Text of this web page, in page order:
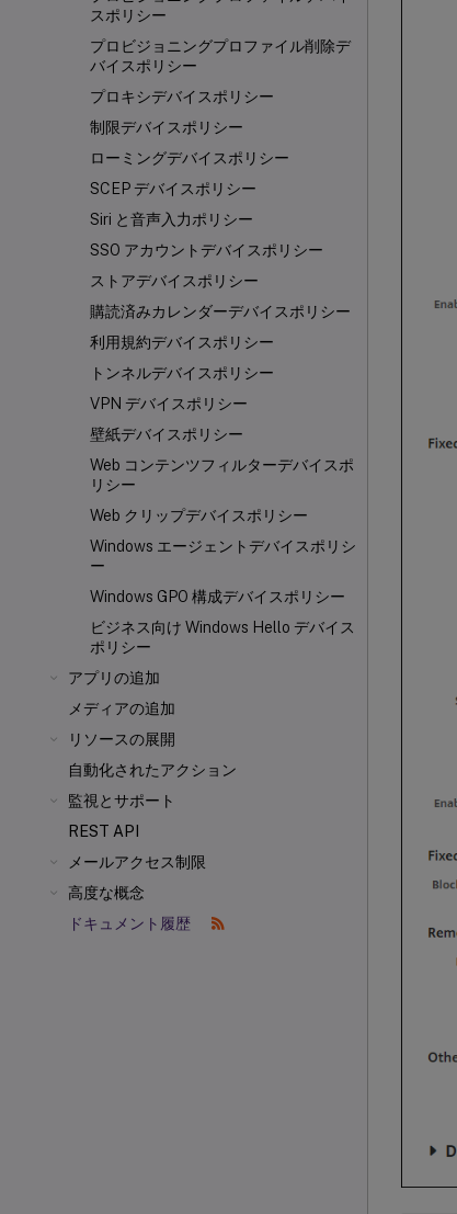
スポリシー
プロビジョニングプロファイル削除デ
バイスポリシー
プロキシデバイスポリシー
制限デバイスポリシー
ローミングデバイスポリシー
SCEP デバイスポリシー
Siri と音声入力ポリシー
SSO アカウントデバイスポリシー
ストアデバイスポリシー
購読済みカレンダーデバイスポリシー
利用規約デバイスポリシー
トンネルデバイスポリシー
VPN デバイスポリシー
壁紙デバイスポリシー
Web コンテンツフィルターデバイスポ
リシー
Web クリップデバイスポリシー
Windows エージェントデバイスポリシ
ー
Windows GPO 構成デバイスポリシー
ビジネス向け Windows Hello デバイス
ポリシー
アプリの追加
メディアの追加
リソースの展開
自動化されたアクション
監視とサポート
REST API
メールアクセス制限
高度な概念
ドキュメント履歴